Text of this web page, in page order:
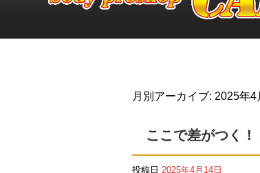
月別アーカイブ: 2025年4
ここで差がつく
投稿日 2025年4月14日